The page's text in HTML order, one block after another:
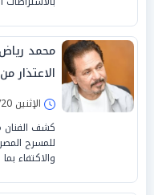
محمد
الاعتذار
الإثنين 20/يوليو/2026 - 11:04 م
كشف الفنان
للمسرح
والاكتفاء بما قدمه